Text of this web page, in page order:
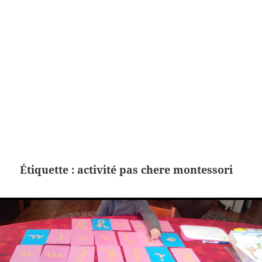
Étiquette : activité pas chere montessori